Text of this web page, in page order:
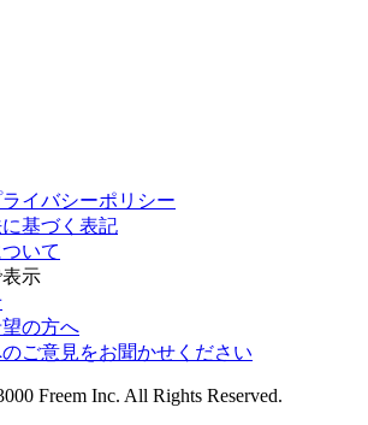
イバシーポリシー
基づく表記
いて
表示
の方へ
ご意見をお聞かせください
Freem Inc. All Rights Reserved.